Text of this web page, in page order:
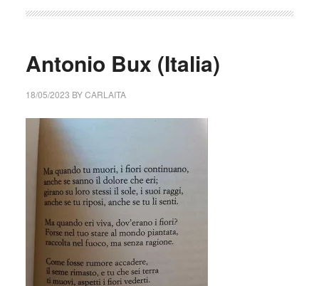
Antonio Bux (Italia)
18/05/2023 BYCARLAITA